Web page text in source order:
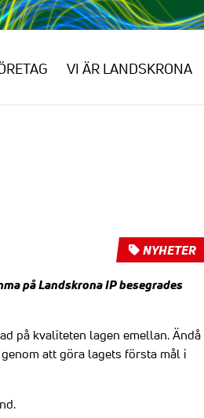
VI ÄR LANDSKRONA
NYHETER
på Landskrona IP besegrades
på kvaliteten lagen emellan. Ändå
att göra lagets första mål i